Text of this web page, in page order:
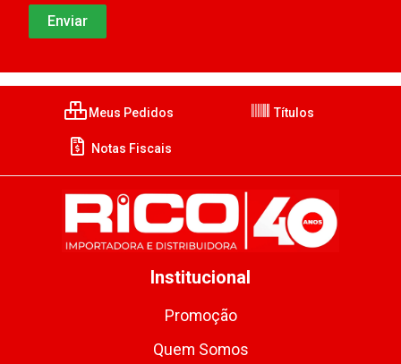
Meus Pedidos Títulos
Notas Fiscais
Institucional
Promoção
Quem Somos